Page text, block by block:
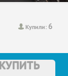
Купили: 6
КУПИТЬ